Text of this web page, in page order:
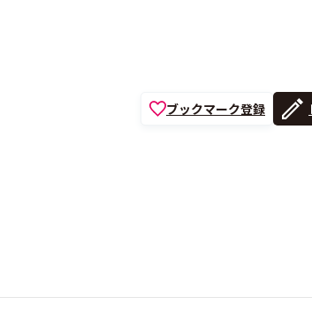
ブックマーク登録